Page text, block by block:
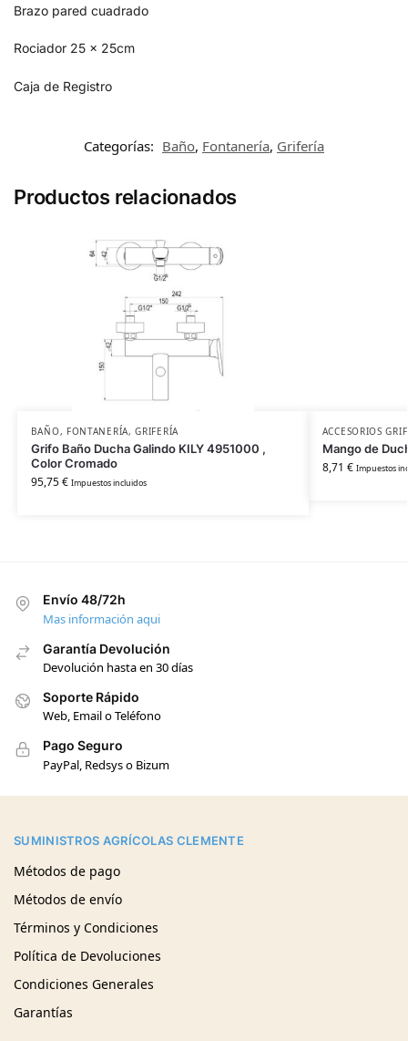
Brazo pared cuadrado
Rociador 25 x 25cm
Caja de Registro
Categorías: Baño, Fontanería, Grifería
Productos relacionados
BAÑO, FONTANERÍA,GRIFERÍA
Grifo Baño Ducha Galindo KILY 4951000 ,
Color Cromado
95,75€ Impuestos incluidos
ACCESORIOS
Mango de
8,71 € Impuestos
Envío 48/72h
Mas información aqui
Garantía Devolución
Devolución hasta en 30 días
Soporte Rápido
Web, Email o Teléfono
Pago Seguro
PayPal, Redsys o Bizum
SUMINISTROS AGRÍCOLAS CLEMENTE
Métodos de pago
Métodos de envío
Términos y Condiciones
Política de Devoluciones
Condiciones Generales
Garantías